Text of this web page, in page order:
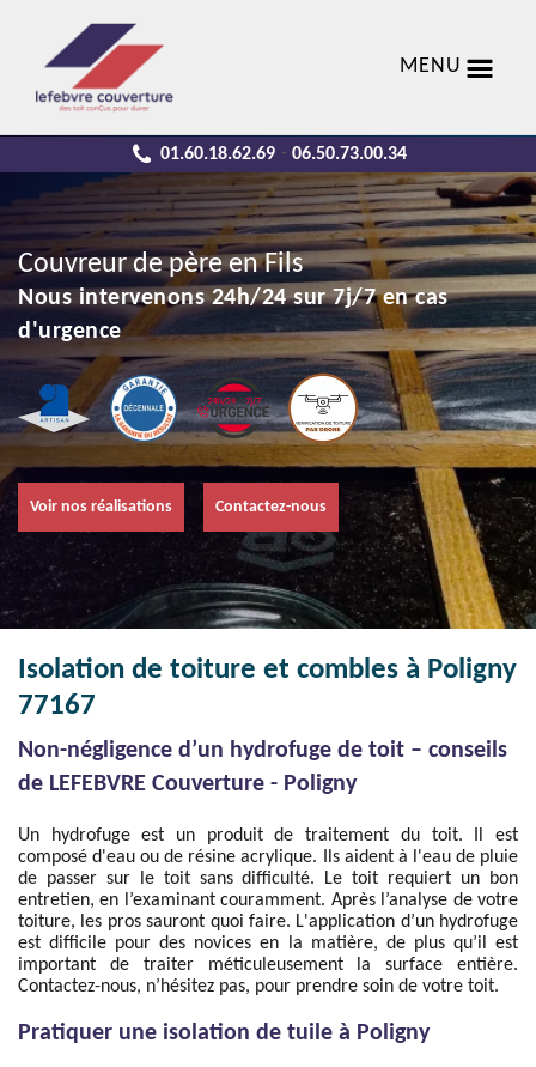
MENU
01.60.18.62.69 - 06.50.73.00.34
Couvreur de père en Fils
Nous intervenons 24h/24 sur 7j/7 en cas
d'urgence
Voir nos réalisations Contactez-nous
Isolation de toiture et combles à Poligny
77167
Non-négligence d’un hydrofuge de toit – conseils
de LEFEBVRE Couverture - Poligny
Un hydrofuge est un produit de traitement du toit. Il est
composé d'eau ou de résine acrylique. Ils aident à l'eau de pluie
de passer sur le toit sans difficulté. Le toit requiert un bon
entretien, en l’examinant couramment. Après l’analyse de votre
toiture, les pros sauront quoi faire. L'application d’un hydrofuge
est difficile pour des novices en la matière, de plus qu’il est
important de traiter méticuleusement la surface entière.
Contactez-nous, n’hésitez pas, pour prendre soin de votre toit.
Pratiquer une isolation de tuile à Poligny